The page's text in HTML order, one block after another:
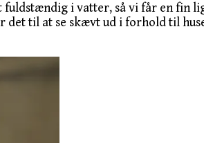
i vatter, så vi får en fin
til at se skævt ud i forhold til